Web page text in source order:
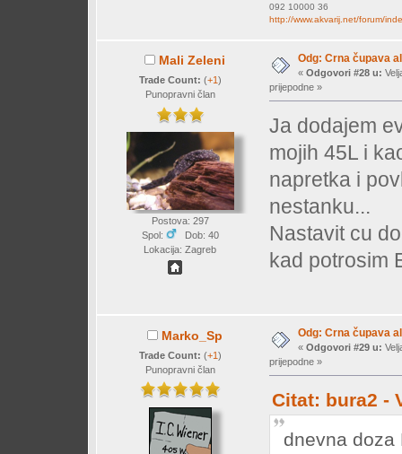
092 10000 36
http://www.akvarij.net/forum/
Mali Zeleni
Trade Count: (+1 )
Punopravni član
Postova: 297
Spol:
Dob: 40
Lokacija: Zagreb
Odg: Crna čupava
« Odgovori #28 u:
prijepodne »
Ja dodajem
mojih 45L i
napretka i
nestanku...
Nastavit cu
kad potrosim
Marko_Sp
Trade Count: (+1)
Punopravni član
Odg: Crna čupava
« Odgovori #29 u:
prijepodne »
Citat: bura2 -
dnevna doza